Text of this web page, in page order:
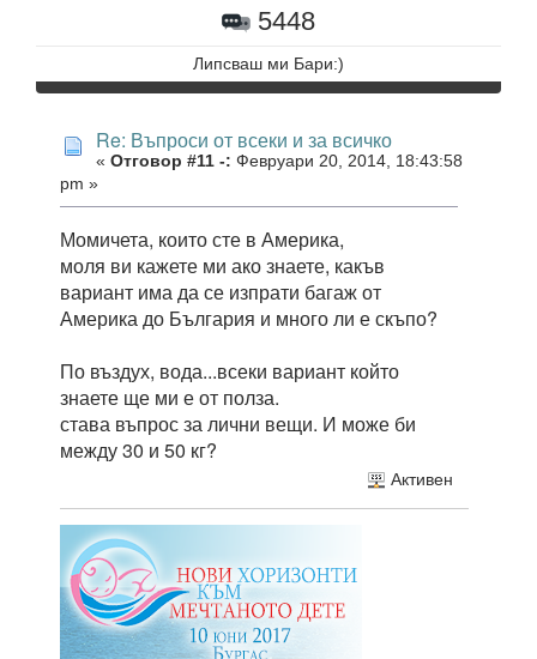
5448
Липсваш ми Бари:)
Re: Въпроси от всеки и за всичко
« Отговор #11 -: Февруари 20, 2014, 18:43:58
pm »
Момичета, които сте в Америка,
моля ви кажете ми ако знаете, какъв
вариант има да се изпрати багаж от
Америка до България и много ли е скъпо?
По въздух, вода...всеки вариант който
знаете ще ми е от полза.
става въпрос за лични вещи. И може би
между 30 и 50 кг?
Активен